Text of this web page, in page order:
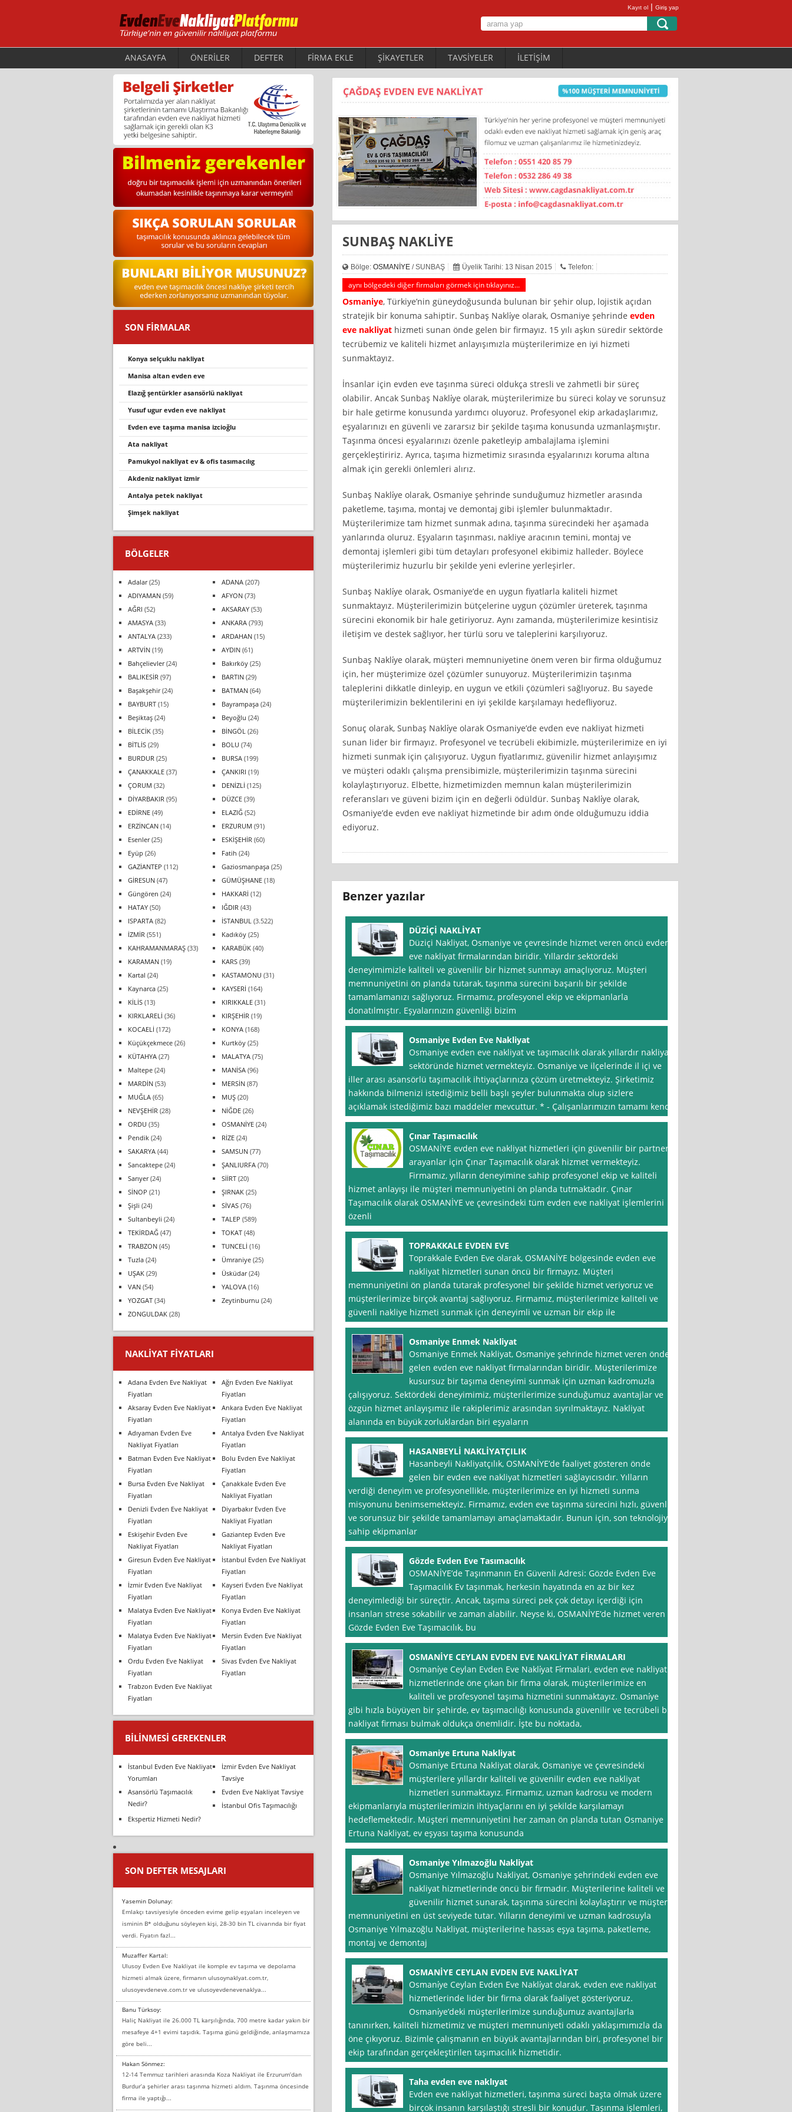
Kayıt ol | Giriş yap
ANASAYFA ÖNERİLER DEFTER FİRMA EKLE ŞİKAYETLER TAVSİYELER İLETİŞİM
SUNBAŞ NAKLİYE
Bölge: OSMANİYE/ SUNBAŞ Üyelik Tarihi: 13 Nisan 2015 Telefon:
aynı bölgedeki diğer firmaları görmek için tıklayınız...
Osmaniye, Türkiye’nin güneydoğusunda bulunan bir şehir olup, lojistik açıdan
stratejik bir konuma sahiptir. Sunbaş Nakli̇ye olarak, Osmaniye şehrinde evden
eve nakliyathizmeti sunan önde gelen bir firmayız. 15 yılı aşkın süredir sektörde
tecrübemiz ve kaliteli hizmet anlayışımızla müşterilerimize en iyi hizmeti
sunmaktayız.
İnsanlar için evden eve taşınma süreci oldukça stresli ve zahmetli bir süreç
olabilir. Ancak Sunbaş Nakli̇ye olarak, müşterilerimize bu süreci kolay ve sorunsuz
bir hale getirme konusunda yardımcı oluyoruz. Profesyonel ekip arkadaşlarımız,
eşyalarınızı en güvenli ve zararsız bir şekilde taşıma konusunda uzmanlaşmıştır.
Taşınma öncesi eşyalarınızı özenle paketleyip ambalajlama işlemini
gerçekleştiririz. Ayrıca, taşıma hizmetimiz sırasında eşyalarınızı koruma altına
almak için gerekli önlemleri alırız.
Sunbaş Nakli̇ye olarak, Osmaniye şehrinde sunduğumuz hizmetler arasında
paketleme, taşıma, montaj ve demontaj gibi işlemler bulunmaktadır.
Müşterilerimize tam hizmet sunmak adına, taşınma sürecindeki her aşamada
yanlarında oluruz. Eşyaların taşınması, nakliye aracının temini, montaj ve
demontaj işlemleri gibi tüm detayları profesyonel ekibimiz halleder. Böylece
müşterilerimiz huzurlu bir şekilde yeni evlerine yerleşirler.
Sunbaş Nakli̇ye olarak, Osmaniye’de en uygun fiyatlarla kaliteli hizmet
sunmaktayız. Müşterilerimizin bütçelerine uygun çözümler üreterek, taşınma
sürecini ekonomik bir hale getiriyoruz. Aynı zamanda, müşterilerimize kesintisiz
iletişim ve destek sağlıyor, her türlü soru ve taleplerini karşılıyoruz.
Sunbaş Nakli̇ye olarak, müşteri memnuniyetine önem veren bir firma olduğumuz
için, her müşterimize özel çözümler sunuyoruz. Müşterilerimizin taşınma
taleplerini dikkatle dinleyip, en uygun ve etkili çözümleri sağlıyoruz. Bu sayede
müşterilerimizin beklentilerini en iyi şekilde karşılamayı hedefliyoruz.
Sonuç olarak, Sunbaş Nakli̇ye olarak Osmaniye’de evden eve nakliyat hizmeti
sunan lider bir firmayız. Profesyonel ve tecrübeli ekibimizle, müşterilerimize en iyi
hizmeti sunmak için çalışıyoruz. Uygun fiyatlarımız, güvenilir hizmet anlayışımız
ve müşteri odaklı çalışma prensibimizle, müşterilerimizin taşınma sürecini
kolaylaştırıyoruz. Elbette, hizmetimizden memnun kalan müşterilerimizin
referansları ve güveni bizim için en değerli ödüldür. Sunbaş Nakli̇ye olarak,
Osmaniye’de evden eve nakliyat hizmetinde bir adım önde olduğumuzu iddia
ediyoruz.
Benzer yazılar
DÜZİÇİ NAKLİYAT
Düziçi Nakliyat, Osmaniye ve çevresinde hizmet veren öncü evden
eve nakliyat firmalarından biridir. Yıllardır sektördeki
deneyimimizle kaliteli ve güvenilir bir hizmet sunmayı amaçlıyoruz. Müşteri
memnuniyetini ön planda tutarak, taşınma sürecini başarılı bir şekilde
tamamlamanızı sağlıyoruz. Firmamız, profesyonel ekip ve ekipmanlarla
donatılmıştır. Eşyalarınızın güvenliği bizim
Osmaniye Evden Eve Nakliyat
Osmaniye evden eve nakliyat ve taşımacılık olarak yıllardır nakliyat
sektöründe hizmet vermekteyiz. Osmaniye ve ilçelerinde il içi ve
iller arası asansörlü taşımacılık ihtiyaçlarınıza çözüm üretmekteyiz. Şirketimiz
hakkında bilmenizi istediğimiz belli başlı şeyler bulunmakta olup sizlere
açıklamak istediğimiz bazı maddeler mevcuttur. * - Çalışanlarımızın tamamı kendi
Çınar Taşımacılık
OSMANİYE evden eve nakliyat hizmetleri için güvenilir bir partner
arayanlar için Çınar Taşımacılık olarak hizmet vermekteyiz.
Firmamız, yılların deneyimine sahip profesyonel ekip ve kaliteli
hizmet anlayışı ile müşteri memnuniyetini ön planda tutmaktadır. Çınar
Taşımacılık olarak OSMANİYE ve çevresindeki tüm evden eve nakliyat işlemlerini
özenli
TOPRAKKALE EVDEN EVE
Toprakkale Evden Eve olarak, OSMANİYE bölgesinde evden eve
nakliyat hizmetleri sunan öncü bir firmayız. Müşteri
memnuniyetini ön planda tutarak profesyonel bir şekilde hizmet veriyoruz ve
müşterilerimize birçok avantaj sağlıyoruz. Firmamız, müşterilerimize kaliteli ve
güvenli nakliye hizmeti sunmak için deneyimli ve uzman bir ekip ile
Osmaniye Enmek Nakliyat
Osmaniye Enmek Nakliyat, Osmaniye şehrinde hizmet veren önde
gelen evden eve nakliyat firmalarından biridir. Müşterilerimize
kusursuz bir taşıma deneyimi sunmak için uzman kadromuzla
çalışıyoruz. Sektördeki deneyimimiz, müşterilerimize sunduğumuz avantajlar ve
özgün hizmet anlayışımız ile rakiplerimiz arasından sıyrılmaktayız. Nakliyat
alanında en büyük zorluklardan biri eşyaların
HASANBEYLİ NAKLİYATÇILIK
Hasanbeyli Nakliyatçılık, OSMANİYE’de faaliyet gösteren önde
gelen bir evden eve nakliyat hizmetleri sağlayıcısıdır. Yılların
verdiği deneyim ve profesyonellikle, müşterilerimize en iyi hizmeti sunma
misyonunu benimsemekteyiz. Firmamız, evden eve taşınma sürecini hızlı, güvenli
ve sorunsuz bir şekilde tamamlamayı amaçlamaktadır. Bunun için, son teknolojiye
sahip ekipmanlar
Gözde Evden Eve Tasımacılık
OSMANİYE’de Taşınmanın En Güvenli Adresi: Gözde Evden Eve
Taşımacılık Ev taşınmak, herkesin hayatında en az bir kez
deneyimlediği bir süreçtir. Ancak, taşıma süreci pek çok detayı içerdiği için
insanları strese sokabilir ve zaman alabilir. Neyse ki, OSMANİYE’de hizmet veren
Gözde Evden Eve Taşımacılık, bu
OSMANİYE CEYLAN EVDEN EVE NAKLİYAT FİRMALARI
Osmani̇ye Ceylan Evden Eve Nakli̇yat Fi̇rmalari, evden eve nakliyat
hizmetlerinde öne çıkan bir firma olarak, müşterilerimize en
kaliteli ve profesyonel taşıma hizmetini sunmaktayız. Osmani̇ye
gibi hızla büyüyen bir şehirde, ev taşımacılığı konusunda güvenilir ve tecrübeli bir
nakliyat firması bulmak oldukça önemlidir. İşte bu noktada,
Osmaniye Ertuna Nakliyat
Osmaniye Ertuna Nakliyat olarak, Osmaniye ve çevresindeki
müşterilere yıllardır kaliteli ve güvenilir evden eve nakliyat
hizmetleri sunmaktayız. Firmamız, uzman kadrosu ve modern
ekipmanlarıyla müşterilerimizin ihtiyaçlarını en iyi şekilde karşılamayı
hedeflemektedir. Müşteri memnuniyetini her zaman ön planda tutan Osmaniye
Ertuna Nakliyat, ev eşyası taşıma konusunda
Osmaniye Yılmazoğlu Nakliyat
Osmaniye Yılmazoğlu Nakliyat, Osmaniye şehrindeki evden eve
nakliyat hizmetlerinde öncü bir firmadır. Müşterilerine kaliteli ve
güvenilir hizmet sunarak, taşınma sürecini kolaylaştırır ve müşteri
memnuniyetini en üst seviyede tutar. Yılların deneyimi ve uzman kadrosuyla
Osmaniye Yılmazoğlu Nakliyat, müşterilerine hassas eşya taşıma, paketleme,
montaj ve demontaj
OSMANİYE CEYLAN EVDEN EVE NAKLİYAT
Osmani̇ye Ceylan Evden Eve Nakli̇yat olarak, evden eve nakliyat
hizmetlerinde lider bir firma olarak faaliyet gösteriyoruz.
Osmani̇ye’deki müşterilerimize sunduğumuz avantajlarla
tanınırken, kaliteli hizmetimiz ve müşteri memnuniyeti odaklı yaklaşımımızla da
öne çıkıyoruz. Bizimle çalışmanın en büyük avantajlarından biri, profesyonel bir
ekip tarafından gerçekleştirilen taşımacılık hizmetidir.
Taha evden eve naklıyat
Evden eve nakliyat hizmetleri, taşınma süreci başta olmak üzere
birçok insanın karşılaştığı stresli bir konudur. Taşınma işlemleri,
SON FİRMALAR
konya selçuklu nakliyat
mani̇sa altan evden eve
elazığ şentürkler asansörlü nakliyat
yusuf ugur evden eve nakli̇yat
evden eve taşıma manisa izcioğlu
ata nakliyat
pamukyol nakli̇yat ev & ofi̇s tasimacilig
akdeniz nakliyat izmir
antalya petek nakliyat
şimşek nakliyat
BÖLGELER
Adalar(25) ADANA (207)
ADIYAMAN (59) AFYON (73)
AĞRI (52) AKSARAY (53)
AMASYA (33) ANKARA (793)
ANTALYA (233) ARDAHAN (15)
ARTVİN (19) AYDIN (61)
Bahçelievler(24) Bakırköy (25)
BALIKESİR (97) BARTIN (29)
Başakşehir(24) BATMAN (64)
BAYBURT (15) Bayrampaşa (24)
Beşiktaş (24) Beyoğlu (24)
BİLECİK (35) BİNGÖL (26)
BİTLİS (29) BOLU (74)
BURDUR (25) BURSA (199)
ÇANAKKALE (37) ÇANKIRI (19)
ÇORUM (32) DENİZLİ (125)
DİYARBAKIR (95) DÜZCE (39)
EDİRNE (49) ELAZIĞ (52)
ERZİNCAN (14) ERZURUM (91)
Esenler(25) ESKİŞEHİR (60)
Eyüp (26) Fatih (24)
GAZİANTEP (112) Gaziosmanpaşa (25)
GİRESUN (47) GÜMÜŞHANE (18)
Güngören (24) HAKKARİ (12)
HATAY (50) IĞDIR (43)
ISPARTA (82) İSTANBUL (3.522)
İZMİR (551) Kadıköy (25)
KAHRAMANMARAŞ (33) KARABÜK (40)
KARAMAN (19) KARS (39)
Kartal (24) KASTAMONU (31)
Kaynarca (25) KAYSERİ (164)
KİLİS (13) KIRIKKALE (31)
KIRKLARELİ (36) KIRŞEHİR (19)
KOCAELİ (172) KONYA (168)
Küçükçekmece (26) Kurtköy (25)
KÜTAHYA (27) MALATYA (75)
Maltepe (24) MANİSA (96)
MARDİN (53) MERSİN (87)
MUĞLA (65) MUŞ (20)
NEVŞEHİR (28) NİĞDE (26)
ORDU (35) OSMANİYE (24)
Pendik (24) RİZE (24)
SAKARYA (44) SAMSUN (77)
Sancaktepe (24) ŞANLIURFA (70)
Sarıyer(24) SİİRT (20)
SİNOP (21) ŞIRNAK (25)
Şişli (24) SİVAS (76)
Sultanbeyli (24) TALEP (589)
TEKİRDAĞ (47) TOKAT (48)
TRABZON (45) TUNCELİ (16)
Tuzla (24) Ümraniye (25)
UŞAK (29) Üsküdar(24)
VAN (54) YALOVA (16)
YOZGAT (34) Zeytinburnu (24)
ZONGULDAK (28)
NAKLIYAT FIYATLARI
Adana Evden Eve Nakliyat
Fiyatları
Ağrı Evden Eve Nakliyat
Fiyatları
Aksaray Evden Eve Nakliyat
Fiyatları
Ankara Evden Eve Nakliyat
Fiyatları
Adıyaman Evden Eve
Nakliyat Fiyatları
Antalya Evden Eve Nakliyat
Fiyatları
Batman Evden Eve Nakliyat
Fiyatları
Bolu Evden Eve Nakliyat
Fiyatları
Bursa Evden Eve Nakliyat
Fiyatları
Çanakkale Evden Eve
Nakliyat Fiyatları
Denizli Evden Eve Nakliyat
Fiyatları
Diyarbakır Evden Eve
Nakliyat Fiyatları
Eskişehir Evden Eve
Nakliyat Fiyatları
Gaziantep Evden Eve
Nakliyat Fiyatları
Giresun Evden Eve Nakliyat
Fiyatları
İstanbul Evden Eve Nakliyat
Fiyatları
İzmir Evden Eve Nakliyat
Fiyatları
Kayseri Evden Eve Nakliyat
Fiyatları
Malatya Evden Eve Nakliyat
Fiyatları
Konya Evden Eve Nakliyat
Fiyatları
Malatya Evden Eve Nakliyat
Fiyatları
Mersin Evden Eve Nakliyat
Fiyatları
Ordu Evden Eve Nakliyat
Fiyatları
Sivas Evden Eve Nakliyat
Fiyatları
Trabzon Evden Eve Nakliyat
Fiyatları
BILINMESI GEREKENLER
İstanbul Evden Eve Nakliyat
Yorumları
İzmir Evden Eve Nakliyat
Tavsiye
Asansörlü Taşımacılık
Nedir?
Evden Eve Nakliyat Tavsiye
İstanbul Ofis Taşımacılığı
Ekspertiz Hizmeti Nedir?
SON DEFTER MESAJLARI
Yasemin Dolunay:
Emlakçı tavsiyesiyle önceden evime gelip eşyaları inceleyen ve
isminin B* olduğunu söyleyen kişi, 28-30 bin TL civarında bir fiyat
verdi. Fiyatın fazl...
Muzaffer Kartal:
Ulusoy Evden Eve Nakliyat ile komple ev taşıma ve depolama
hizmeti almak üzere, firmanın ulusoynaklyat.com.tr,
ulusoyevdeneve.com.tr ve ulusoyevdenevenaklya...
Banu Türksoy:
Haliç Nakliyat ile 26.000 TL karşılığında, 700 metre kadar yakın bir
mesafeye 4+1 evimi taşıdık. Taşıma günü geldiğinde, anlaşmamıza
göre beli...
Hakan Sönmez:
12-14 Temmuz tarihleri arasında Koza Nakliyat ile Erzurum’dan
Burdur’a şehirler arası taşınma hizmeti aldım. Taşınma öncesinde
firma ile yaptığı...